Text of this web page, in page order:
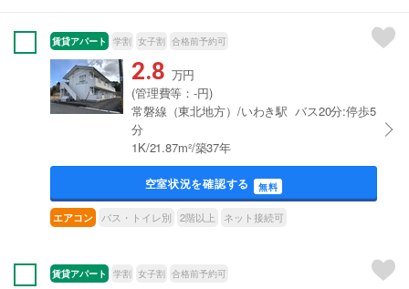
賃貸アパート 学割 女子割 合格前予約可
2.8 万円
(管理費等：-円)
常磐線（東北地方）/いわき駅 バス20分:停歩5
分
1K/21.87m²/築37年
空室状況を確認する 無料
エアコン バス・トイレ別 2階以上 ネット接続可
賃貸アパート 学割 女子割 合格前予約可